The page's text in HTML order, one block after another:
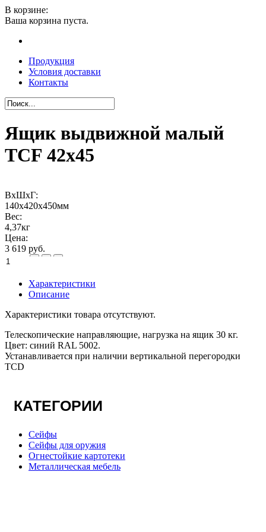
В корзине:
Ваша корзина пуста.
Продукция
Условия доставки
Контакты
Ящик выдвижной малый
TCF 42x45
ВхШхГ:
140х420х450мм
Вес:
4,37кг
Цена:
3 619 руб.
Характеристики
Описание
Характеристики товара отсутствуют.
Телескопические направляющие, нагрузка на ящик 30 кг.
Цвет: синий RAL 5002.
Устанавливается при наличии вертикальной перегородки
TCD
КАТЕГОРИИ
Сейфы
Сейфы для оружия
Огнестойкие картотеки
Металлическая мебель